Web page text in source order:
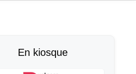
En kiosque